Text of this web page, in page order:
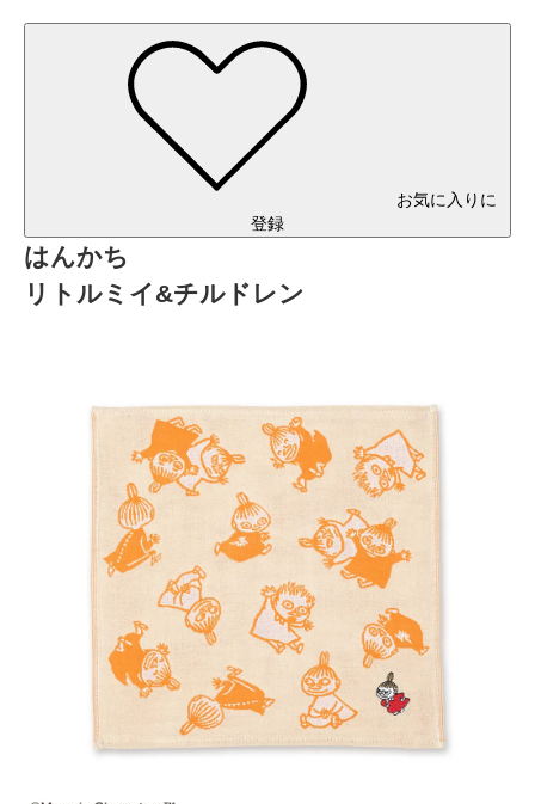
お気に入りに
登録
はんかち
リトルミイ&チルドレン